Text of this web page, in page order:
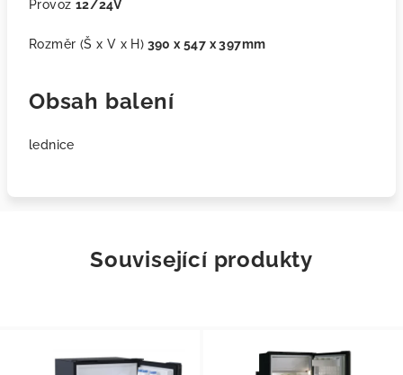
Provoz 12/24V
Rozměr (Š x V x H) 390 x 547 x 397mm
Obsah balení
lednice
Související produkty